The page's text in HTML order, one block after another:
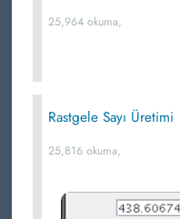
25,964 okuma,
Rastgele Sayı Üretimi
25,816 okuma,